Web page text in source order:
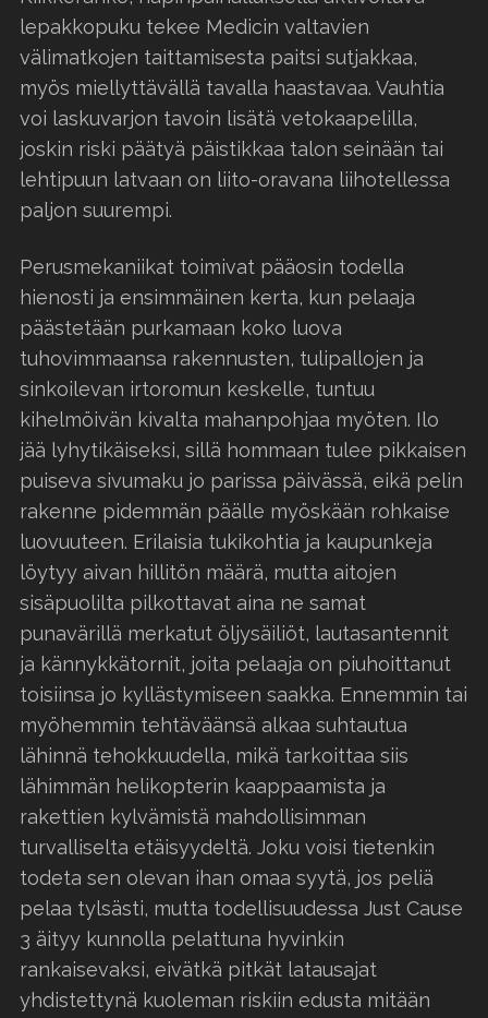
lepakkopuku tekee Medicin valtavien
välimatkojen taittamisesta paitsi sutjakkaa,
myös miellyttävällä tavalla haastavaa. Vauhtia
voi laskuvarjon tavoin lisätä vetokaapelilla,
joskin riski päätyä päistikkaa talon seinään tai
lehtipuun latvaan on liito-oravana liihotellessa
paljon suurempi.
Perusmekaniikat toimivat pääosin todella
hienosti ja ensimmäinen kerta, kun pelaaja
päästetään purkamaan koko luova
tuhovimmaansa rakennusten, tulipallojen ja
sinkoilevan irtoromun keskelle, tuntuu
kihelmöivän kivalta mahanpohjaa myöten. Ilo
jää lyhytikäiseksi, sillä hommaan tulee pikkaisen
puiseva sivumaku jo parissa päivässä, eikä pelin
rakenne pidemmän päälle myöskään rohkaise
luovuuteen. Erilaisia tukikohtia ja kaupunkeja
löytyy aivan hillitön määrä, mutta aitojen
sisäpuolilta pilkottavat aina ne samat
punavärillä merkatut öljysäiliöt, lautasantennit
ja kännykkätornit, joita pelaaja on piuhoittanut
toisiinsa jo kyllästymiseen saakka. Ennemmin tai
myöhemmin tehtäväänsä alkaa suhtautua
lähinnä tehokkuudella, mikä tarkoittaa siis
lähimmän helikopterin kaappaamista ja
rakettien kylvämistä mahdollisimman
turvalliselta etäisyydeltä. Joku voisi tietenkin
todeta sen olevan ihan omaa syytä, jos peliä
pelaa tylsästi, mutta todellisuudessa Just Cause
3 äityy kunnolla pelattuna hyvinkin
rankaisevaksi, eivätkä pitkät latausajat
yhdistettynä kuoleman riskiin edusta mitään